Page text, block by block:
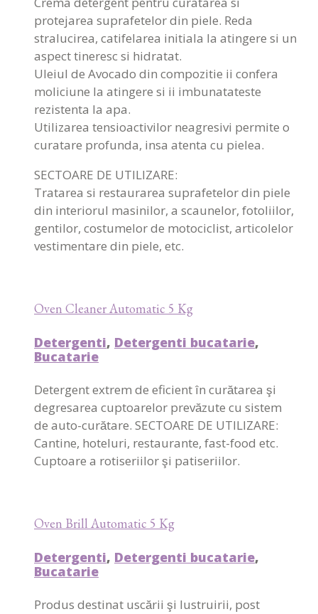
protejarea suprafetelor din piele. Reda
stralucirea, catifelarea initiala la atingere si un
aspect tineresc si hidratat.
Uleiul de Avocado din compozitie ii confera
moliciune la atingere si ii imbunatateste
rezistenta la apa.
Utilizarea tensioactivilor neagresivi permite o
curatare profunda, insa atenta cu pielea.
SECTOARE DE UTILIZARE:
Tratarea si restaurarea suprafetelor din piele
din interiorul masinilor, a scaunelor, fotoliilor,
gentilor, costumelor de motociclist, articolelor
vestimentare din piele, etc.
Oven Cleaner Automatic 5 Kg
Detergenti, Detergenti bucatarie,
Bucatarie
Detergent extrem de eficient în curătarea şi
degresarea cuptoarelor prevăzute cu sistem
de auto-curătare. SECTOARE DE UTILIZARE:
Cantine, hoteluri, restaurante, fast-food etc.
Cuptoare a rotiseriilor şi patiseriilor.
Oven Brill Automatic 5 Kg
Detergenti, Detergenti bucatarie,
Bucatarie
Produs destinat uscării şi lustruirii, post